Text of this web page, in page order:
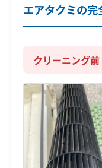
エアタクミの
クリーニング